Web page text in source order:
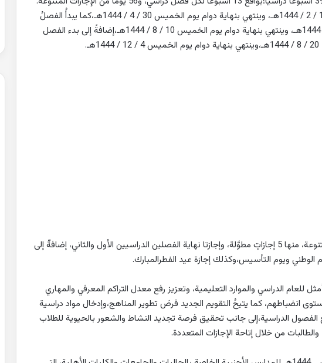
ويبدأ الفصلُ الدراسيُّ الأولُ يوم الأحد 1 / 2 / 1444هـ، وينتهي بنهاية دوام يوم الخميس 30 / 4 / 1444هـ،كما يبدأُ الفصلُ
الدراسيُّ الثاني في يوم الأحد 10 / 5 / 1444هـ، وينتهي بنهاية دوام يوم الخميس 10 / 8 / 1444هـ،إضافةً إلى بدء الفصل
ويشتمل العام الجديد على 10 إجازاتٍ متنوعة، منها 5 إجازاتٍ مطوَّلة، وإجازتا نهاية الفصلين الدراسيين الأول والثاني، إضافةّ إلى
الوطني ويوم التأسيس،وكذلك إجازة عيد الفطرالمبارك.
للعام الدراسي والموارد التعليمية، وتعزيز رفع معدل التراكم المعرفي والمهاري
انضباطهم، كما يتيحُ التقويم الجديد فرصَ تطوير المناهج،وإدخال مواد دراسية
الفصول الدراسية،إلى جانب تحقيق فرصة تجديد النشاط والشعور بالحيوية للطلاب
والطالبات من خلال إتاحة الإجازات المتعددة.